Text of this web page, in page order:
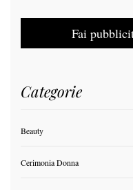
Fai
Categorie
Beauty
Cerimonia Donna